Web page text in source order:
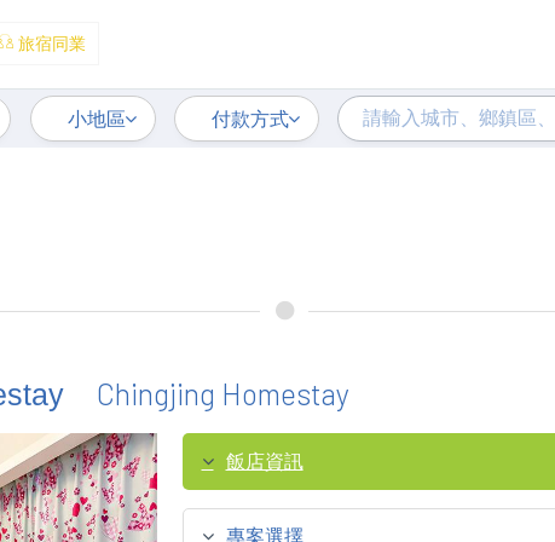
旅宿同業
小地區 付款方式
Chingjing Homestay
飯店資訊
專案選擇